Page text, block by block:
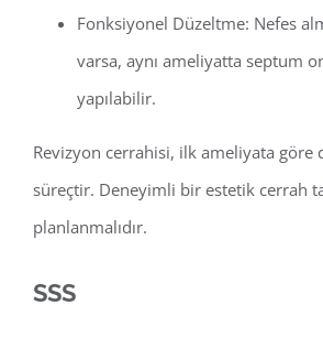
Fonksiyonel Düzeltme: Nefes
varsa, aynı ameliyatta septum
yapılabilir.
Revizyon cerrahisi, ilk ameliyata göre
süreçtir. Deneyimli bir estetik cerrah
planlanmalıdır.
SSS